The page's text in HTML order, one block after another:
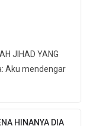
JIHAD YANG
Aku mendengar
HINANYA DIA